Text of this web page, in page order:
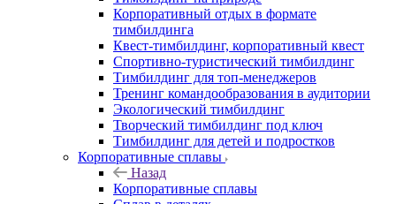
Корпоративный отдых в формате
тимбилдинга
Квест-тимбилдинг, корпоративный квест
Спортивно-туристический тимбилдинг
Тимбилдинг для топ-менеджеров
Тренинг командообразования в аудитории
Экологический тимбилдинг
Творческий тимбилдинг под ключ
Тимбилдинг для детей и подростков
Корпоративные сплавы
Назад
Корпоративные сплавы